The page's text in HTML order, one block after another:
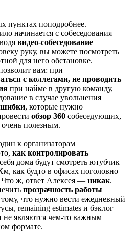
пунктах поподробнее.
начинается с собеседования
видео-собеседование
руку, вы можете посмотреть
для него обстановке.
вам: при
с коллегами, не проводить
при найме в другую команду,
в случае увольнения
, которые нужно
обзор 360 собеседующих,
очень полезным.
к организаторам
как контролировать
дома будут смотреть ютубчик
как будто в офисах поголовно
Что ж, ответ Алексея — никак.
прозрачность работы
что нужно вести ежедневный
remaining estimates и бэклог
не являются чем-то важным
формате.